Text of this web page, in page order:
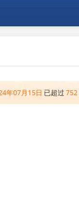
年07月15日 已超过 752